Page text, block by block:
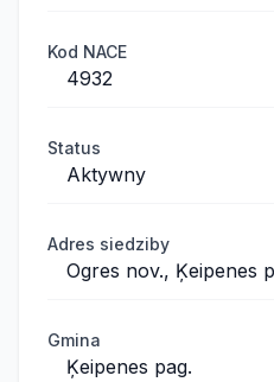
Kod NACE
4932
Status
Aktywny
Adres siedziby
Ogres nov., Ķeipenes
Gmina
Ķeipenes pag.